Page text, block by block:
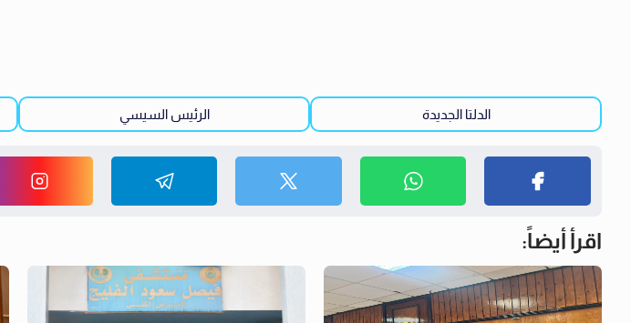
الدلتا الجديدة الرئيس السيسي
اقرأ أيضاً: